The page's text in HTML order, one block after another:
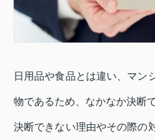
日用品や食品とは違い、マン
物であるため、なかなか決断
決断できない理由やその際の